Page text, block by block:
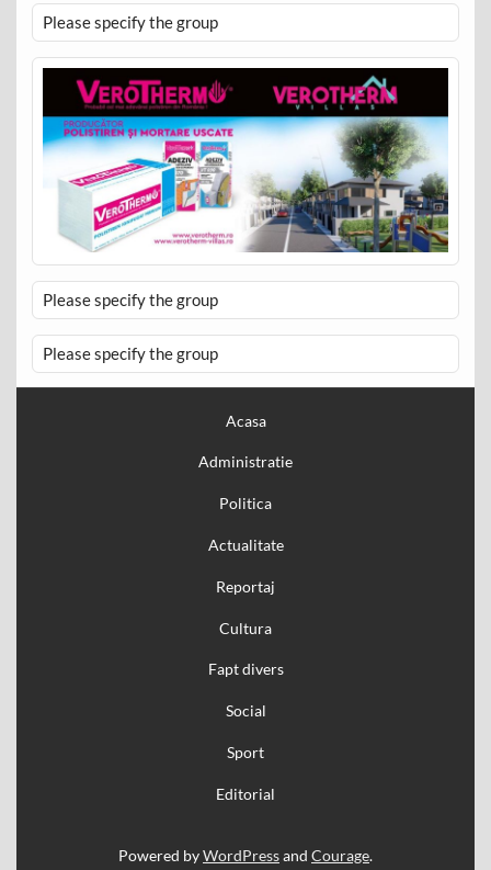
Please specify the group
Please specify the group
Please specify the group
Acasa
Administratie
Politica
Actualitate
Reportaj
Cultura
Fapt divers
Social
Sport
Editorial
Powered byWordPressand Courage.